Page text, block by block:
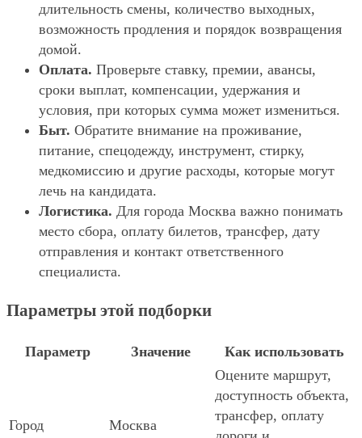
длительность смены, количество выходных,
возможность продления и порядок возвращения
домой.
Оплата. Проверьте ставку, премии, авансы,
сроки выплат, компенсации, удержания и
условия, при которых сумма может измениться.
Быт. Обратите внимание на проживание,
питание, спецодежду, инструмент, стирку,
медкомиссию и другие расходы, которые могут
лечь на кандидата.
Логистика. Для города Москва важно понимать
место сбора, оплату билетов, трансфер, дату
отправления и контакт ответственного
специалиста.
Параметры этой подборки
Параметр Значение Как использовать
Город Москва
Оцените маршрут,
доступность объекта,
трансфер, оплату